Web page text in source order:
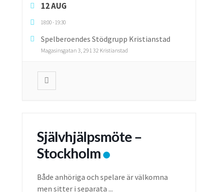
12 AUG
18:00-19:30
Spelberoendes Stödgrupp Kristianstad
Magasinsgatan 3, 291 32 Kristianstad
Självhjälpsmöte –
Stockholm
Både anhöriga och spelare är välkomna
men sitter i separata ...